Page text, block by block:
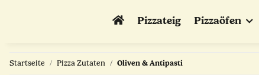
Pizzateig Pizzaöfen
Startseite Pizza Zutaten Oliven & Antipasti